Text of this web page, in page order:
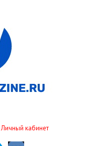
Личный кабинет